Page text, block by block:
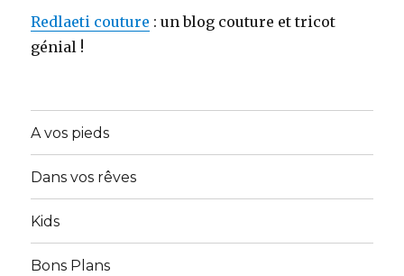
Redlaeti couture : un blog couture et tricot
génial !
A vos pieds
Dans vos rêves
Kids
Bons Plans